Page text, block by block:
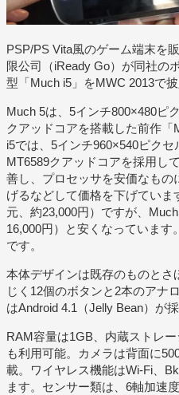
PSP/PS Vita風のゲーム端末を
限公司（iReady Go）が同社の
型「Much i5」をMWC 2013で
Much 5は、5インチ800×480ピ
クアッドコアを搭載した前作
i5では、5インチ960×540ピク
MT6589クアッドコアを採用し
善し、プロセッサを安価なも
げるなどして価格を下げていま
元、約23,000円）ですが、
16,000円）と安くなっています
です。
本体デザインは既存のものと
じく12個のボタンと2本のアナ
はAndroid 4.1（Jelly Bean）が
RAM容量は1GB、内蔵ストレ
も利用可能。カメラは背面に
載。ワイヤレス機能はWi-Fi、
ます。センサー類は、6軸加速